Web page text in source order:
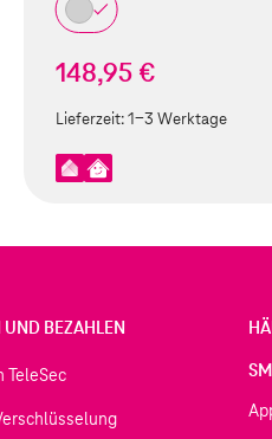
148,95 €
Lieferzeit:1-3 Werktage
UND BEZAHLEN
TeleSec